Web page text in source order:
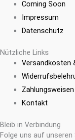
Coming Soon
Impressum
Datenschutz
Nützliche Links
Versandkosten
Zahlungsweisen
Kontakt
Bleib in Verbindung
Folge uns auf unseren